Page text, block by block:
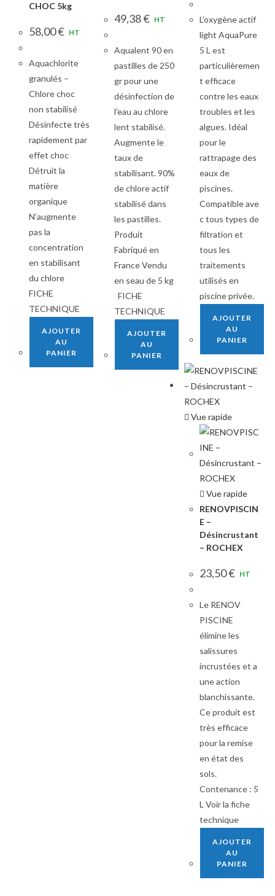
CHOC 5kg
58,00€ HT
Aquachlorite
granulés –
Chlore choc
non stabilisé
Désinfecte très
rapidement par
effet choc
Détruit la
matière
organique
N’augmente
pas la
concentration
en stabilisant
du chlore
FICHE
TECHNIQUE
AJOUTER
AU
PANIER
49,38€ HT
Aqualent 90 en
pastilles de 250
gr pour une
désinfection de
l’eau au chlore
lent stabilisé.
Augmente le
taux de
stabilisant. 90%
de chlore actif
stabilisé dans
les pastilles.
Produit
Fabriqué en
France Vendu
en seau de 5 kg
FICHE
TECHNIQUE
AJOUTER
AU
PANIER
L’oxygène actif
light AquaPure
5 L est
particulièremen
t efficace
contre les eaux
troubles et les
algues. Idéal
pour le
rattrapage des
eaux de
piscines.
Compatible ave
c tous types de
filtration et
tous les
traitements
utilisés en
piscine privée.
AJOUTER
AU
PANIER
Vue rapide
Vue rapide
RENOVPISCIN
E –
Désincrustant
– ROCHEX
23,50€ HT
Le RENOV
PISCINE
élimine les
salissures
incrustées et a
une action
blanchissante.
Ce produit est
très efficace
pour la remise
en état des
sols.
Contenance : 5
L Voir la fiche
technique
AJOUTER
AU
PANIER